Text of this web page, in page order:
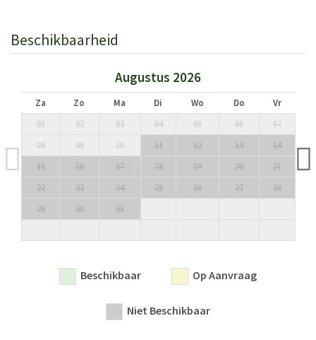
Beschikbaarheid
Augustus 2026
Za Zo Ma Di Wo Do
Vr
01
02 03 04 05 06
07
08
09 10 11 12 13
14
15
16 17 18 19 20
21
22
23 24 25 26 27
28
29
30 31
Beschikbaar Op Aanvraag
Niet Beschikbaar